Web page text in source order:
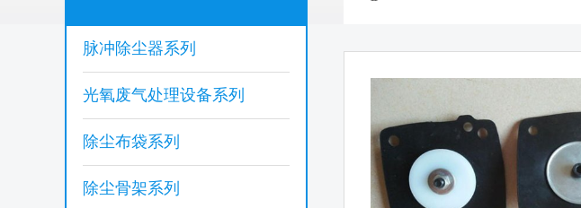
脉冲除尘器系列
光氧废气处理设备系列
除尘布袋系列
除尘骨架系列